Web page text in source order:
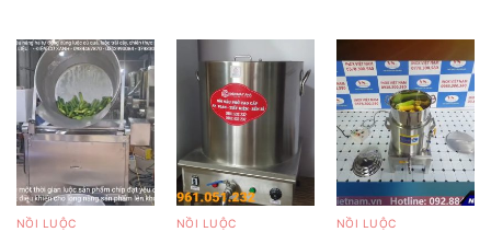
NỒI LUỘC NỒI LUỘC NỒI LUỘC